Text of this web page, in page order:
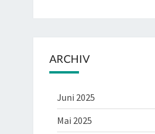
ARCHIV
Juni 2025
Mai 2025